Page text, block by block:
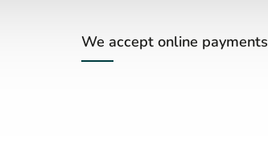
We accept online payments